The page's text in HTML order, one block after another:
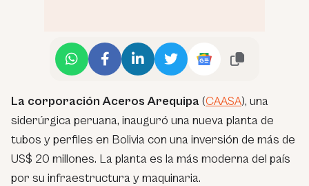
La corporación Aceros Arequipa (CAASA), una
siderúrgica peruana, inauguró una nueva planta de
tubos y perfiles en Bolivia con una inversión de más de
US$ 20 millones. La planta es la más moderna del país
por su infraestructura y maquinaria.